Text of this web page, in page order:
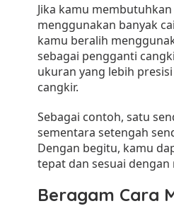
Jika kamu
menggunakan banyak
kamu beralih
sebagai pengganti
ukuran yang lebih
cangkir.
Sebagai contoh, satu
sementara setengah
Dengan begitu, kamu
tepat dan sesuai
Beragam Cara